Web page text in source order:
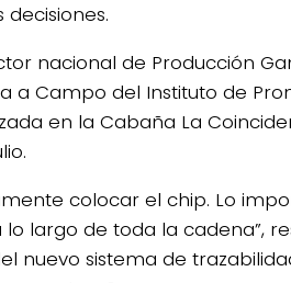
nacional de Producción
a Campo del Instituto de
en la Cabaña La
colocar el chip. Lo
largo de toda la cadena”,
nuevo sistema de